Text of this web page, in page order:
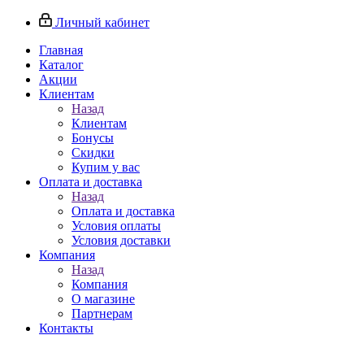
Личный кабинет
Главная
Каталог
Акции
Клиентам
Назад
Клиентам
Бонусы
Скидки
Купим у вас
Оплата и доставка
Назад
Оплата и доставка
Условия оплаты
Условия доставки
Компания
Назад
Компания
О магазине
Партнерам
Контакты